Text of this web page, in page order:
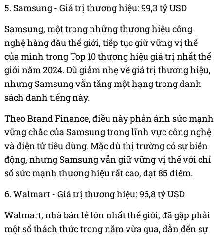
5. Samsung - Giá trị thương hiệu: 99,3 tỷ USD
Samsung, một trong những thương hiệu công
nghệ hàng đầu thế giới, tiếp tục giữ vững vị thế
của mình trong Top 10 thương hiệu giá trị nhất thế
giới năm 2024. Dù giảm nhẹ về giá trị thương hiệu,
nhưng Samsung vẫn tăng một hạng trong danh
sách danh tiếng này.
Theo Brand Finance, điều này phản ánh sức mạnh
vững chắc của Samsung trong lĩnh vực công nghệ
và điện tử tiêu dùng. Mặc dù thị trường có sự biến
động, nhưng Samsung vẫn giữ vững vị thế với chỉ
số sức mạnh thương hiệu rất cao, đạt 85 điểm.
6. Walmart - Giá trị thương hiệu: 96,8 tỷ USD
Walmart, nhà bán lẻ lớn nhất thế giới, đã gặp phải
một số thách thức trong năm vừa qua, dẫn đến sự